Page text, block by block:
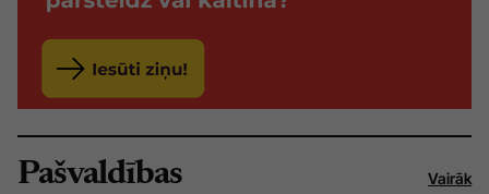
Pašvaldības Vairāk